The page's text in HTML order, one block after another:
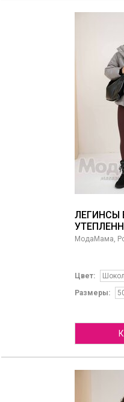
ЛЕГИНСЫ
МодаМама,
Цвет:
Размеры: